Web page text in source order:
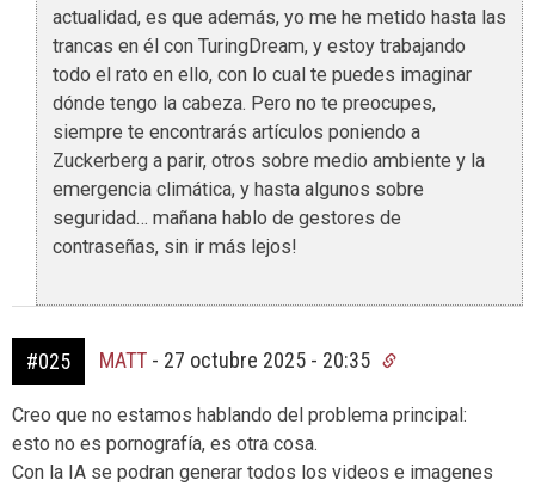
actualidad, es que además, yo me he metido hasta las
trancas en él con TuringDream, y estoy trabajando
todo el rato en ello, con lo cual te puedes imaginar
dónde tengo la cabeza. Pero no te preocupes,
siempre te encontrarás artículos poniendo a
Zuckerberg a parir, otros sobre medio ambiente y la
emergencia climática, y hasta algunos sobre
seguridad… mañana hablo de gestores de
contraseñas, sin ir más lejos!
#025 MATT - 27 octubre 2025 - 20:35
Creo que no estamos hablando del problema principal:
esto no es pornografía, es otra cosa.
Con la IA se podran generar todos los videos e imagenes